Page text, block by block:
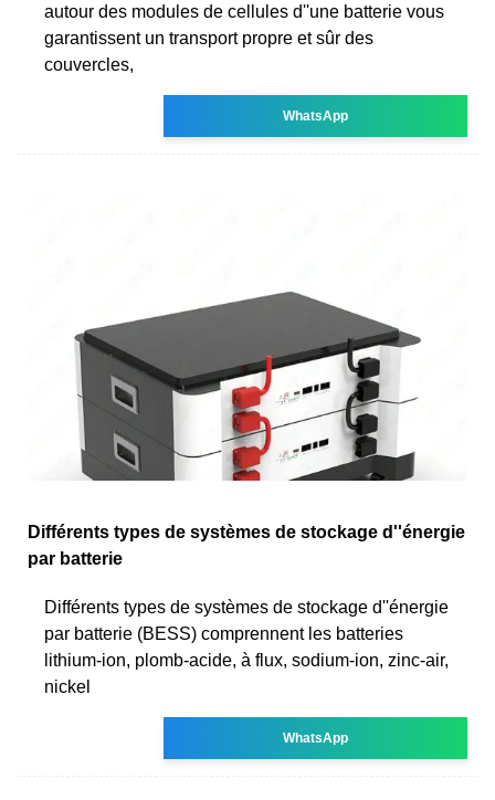
autour des modules de cellules d''une batterie vous
garantissent un transport propre et sûr des
couvercles,
WhatsApp
Différents types de systèmes de stockage d''énergie
par batterie
Différents types de systèmes de stockage d''énergie
par batterie (BESS) comprennent les batteries
lithium-ion, plomb-acide, à flux, sodium-ion, zinc-air,
nickel
WhatsApp